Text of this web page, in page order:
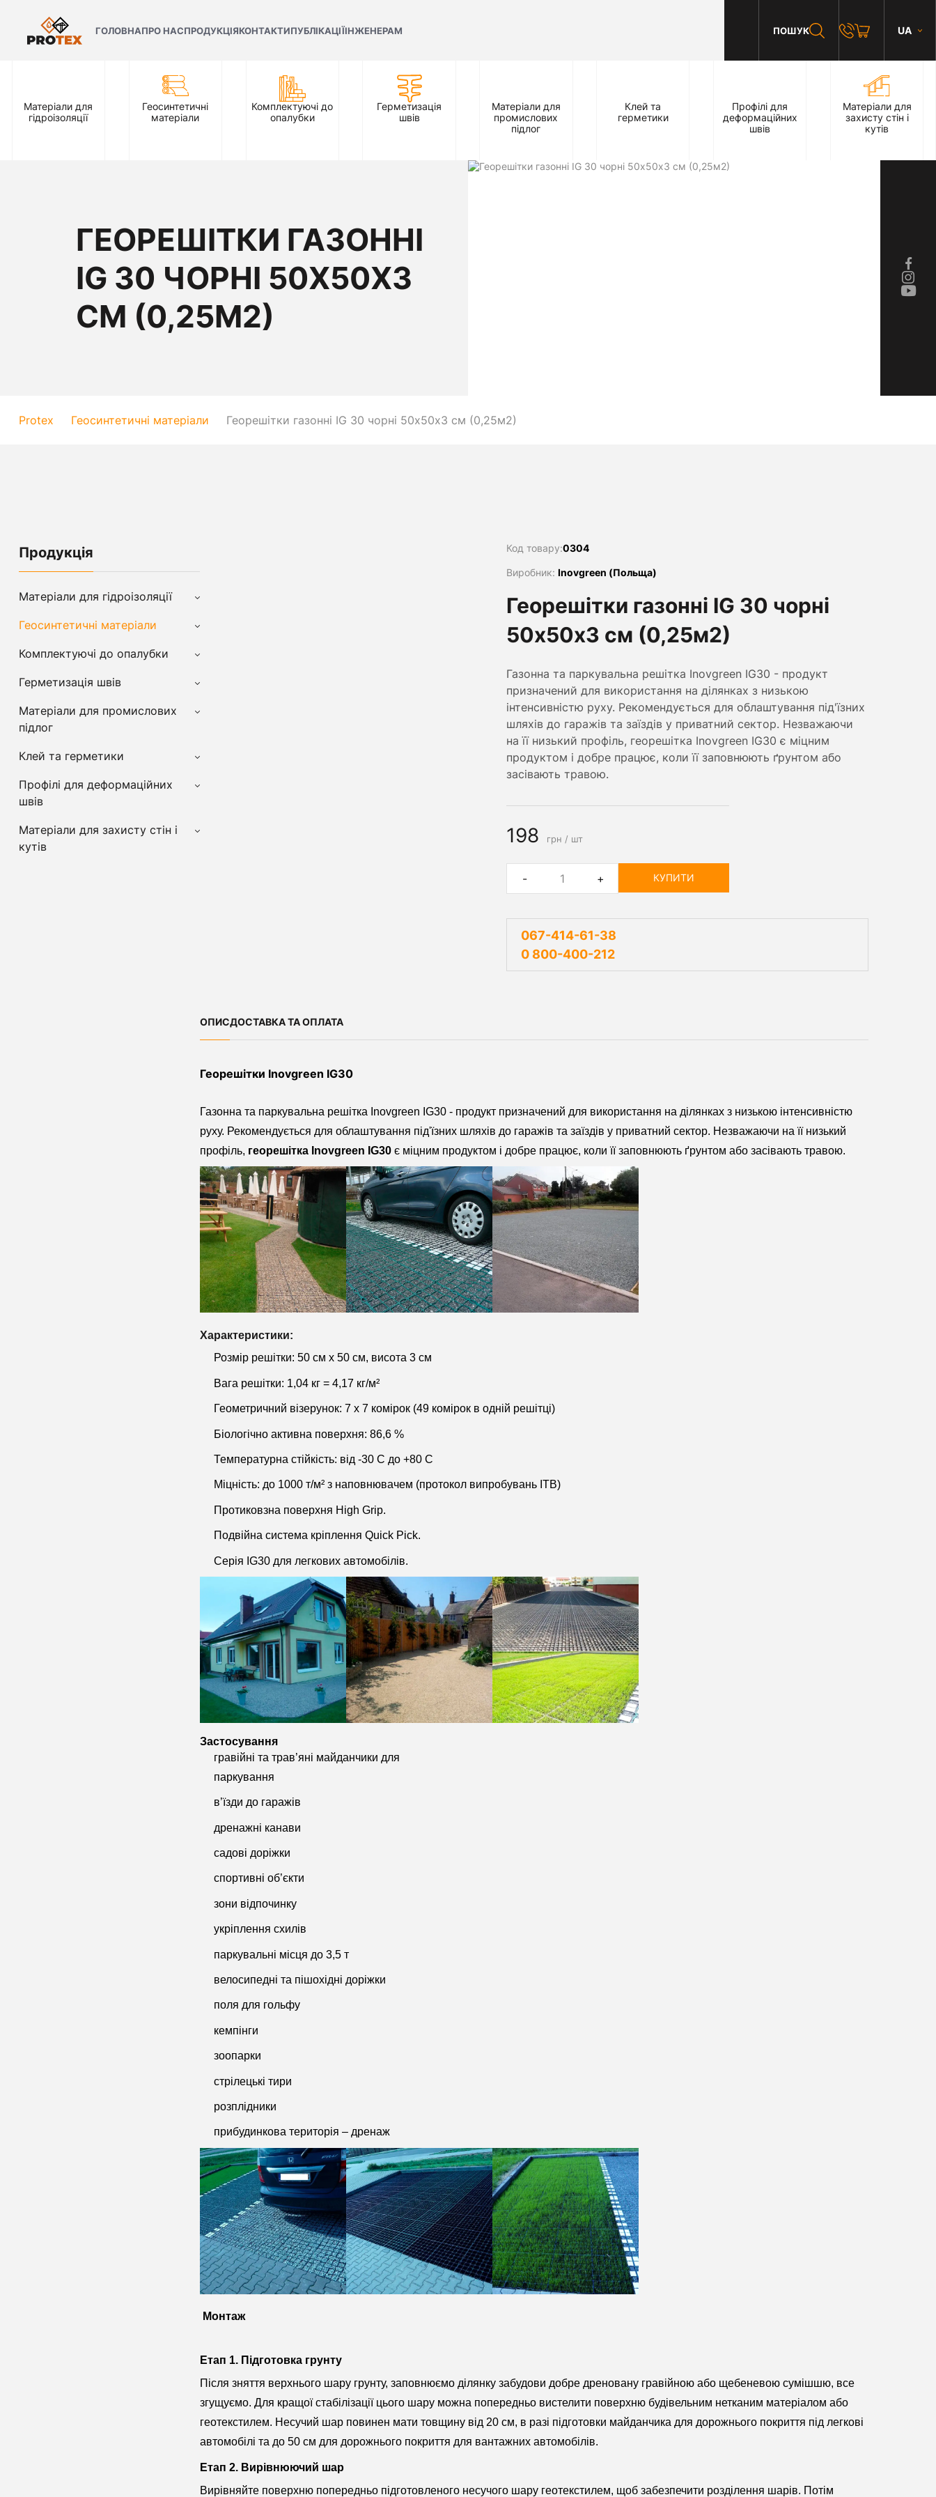
ГОЛОВНАПРО НАСПРОДУКЦІЯКОНТАКТИПУБЛІКАЦІЇІНЖЕНЕРАМ ПОШУК UA
Матеріали для
гідроізоляції
Геосинтетичні
матеріали
Комплектуючі до
опалубки
Герметизація
швів
Матеріали для
промислових
підлог
Клей та
герметики
Профілі для
деформаційних
швів
Матеріали для
захисту стін і
кутів
ГЕОРЕШІТКИ ГАЗОННІ
IG 30 ЧОРНІ 50Х50Х3
СМ (0,25М2)
Protex Геосинтетичні матеріали Георешітки газонні IG 30 чорні 50х50х3 см (0,25м2)
Код товару:0304
Виробник: Inovgreen (Польща)
Георешітки газонні IG 30 чорні
50х50х3 см (0,25м2)
Газонна та паркувальна решітка Inovgreen IG30 - продукт
призначений для використання на ділянках з низькою
інтенсивністю руху. Рекомендується для облаштування під'їзних
шляхів до гаражів та заїздів у приватний сектор. Незважаючи
на її низький профіль, георешітка Inovgreen IG30 є міцним
продуктом і добре працює, коли її заповнюють ґрунтом або
засівають травою.
198 грн / шт
- + КУПИТИ
067-414-61-38
0 800-400-212
ОПИСДОСТАВКА ТА ОПЛАТА
Георешітки Inovgreen IG30
Газонна та паркувальна решітка Inovgreen IG30 - продукт призначений для використання на ділянках з низькою інтенсивністю
руху. Рекомендується для облаштування під'їзних шляхів до гаражів та заїздів у приватний сектор. Незважаючи на її низький
профіль, георешітка Inovgreen IG30 є міцним продуктом і добре працює, коли її заповнюють ґрунтом або засівають травою.
Характеристики:
Розмір решітки: 50 cм x 50 cм, висота 3 cм
Вага решітки: 1,04 кг = 4,17 кг/м²
Геометричний візерунок: 7 x 7 комірок (49 комірок в одній решітці)
Біологічно активна поверхня: 86,6 %
Температурна стійкість: від -30 C до +80 C
Міцність: до 1000 т/м² з наповнювачем (протокол випробувань ITB)
Протиковзна поверхня High Grip.
Подвійна система кріплення Quick Pick.
Серія IG30 для легкових автомобілів.
Застосування
гравійні та трав’яні майданчики для
паркування
в’їзди до гаражів
дренажні канави
садові доріжки
спортивні об’єкти
зони відпочинку
укріплення схилів
паркувальні місця до 3,5 т
велосипедні та пішохідні доріжки
поля для гольфу
кемпінги
зоопарки
стрілецькі тири
розплідники
прибудинкова територія – дренаж
Монтаж
Етап 1. Підготовка грунту
Після зняття верхнього шару грунту, заповнюємо ділянку забудови добре дреновану гравійною або щебеневою сумішшю, все
згущуємо. Для кращої стабілізації цього шару можна попередньо вистелити поверхню будівельним нетканим матеріалом або
геотекстилем. Несучий шар повинен мати товщину від 20 см, в разі підготовки майданчика для дорожнього покриття під легкові
автомобілі та до 50 см для дорожнього покриття для вантажних автомобілів.
Етап 2. Вирівнюючий шар
Вирівняйте поверхню попередньо підготовленого несучого шару геотекстилем, щоб забезпечити розділення шарів. Потім
Продукція
Матеріали для гідроізоляції
Геосинтетичні матеріали
Комплектуючі до опалубки
Герметизація швів
Матеріали для промислових
підлог
Клей та герметики
Профілі для деформаційних
швів
Матеріали для захисту стін і
кутів